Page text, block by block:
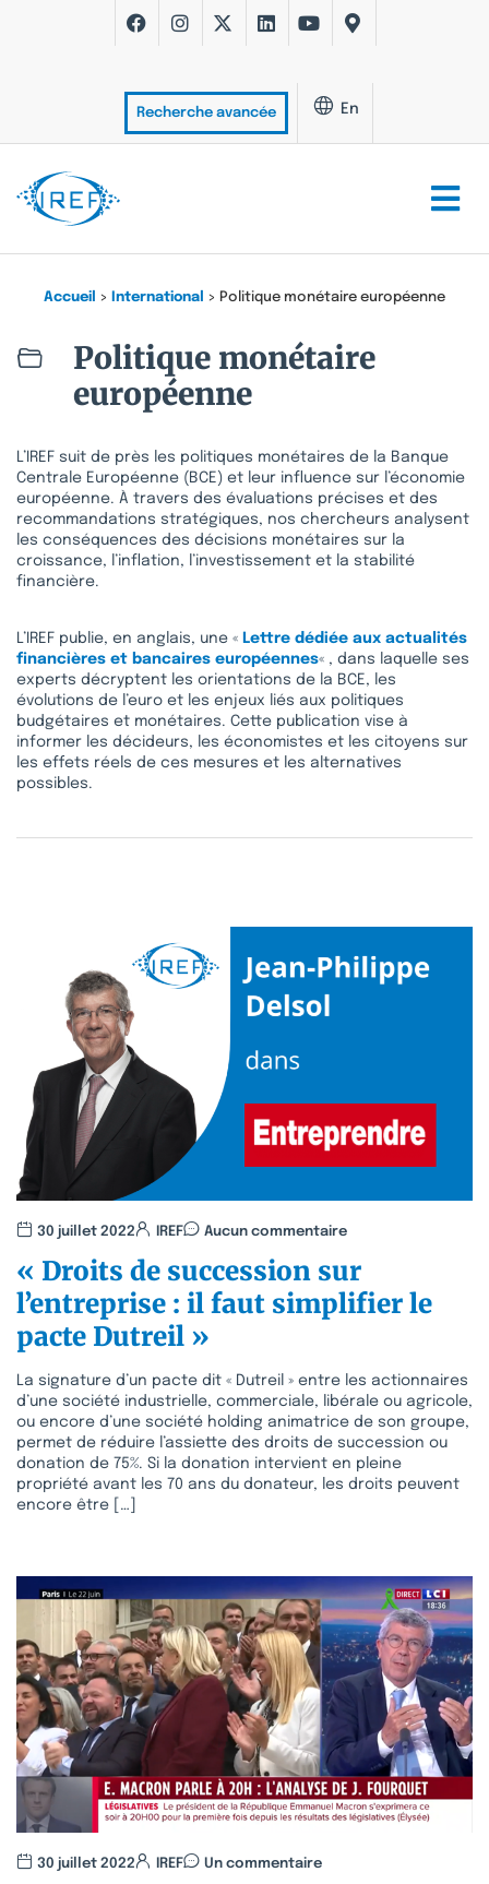
Recherche avancée En
Accueil > International > Politique monétaire européenne
Politique monétaire
européenne
L’IREF suit de près les politiques monétaires de la Banque
Centrale Européenne (BCE) et leur influence sur l’économie
européenne. À travers des évaluations précises et des
recommandations stratégiques, nos chercheurs analysent
les conséquences des décisions monétaires sur la
croissance, l’inflation, l’investissement et la stabilité
financière.
L’IREF publie, en anglais, une « Lettre dédiée aux actualités
financières et bancaires européennes« , dans laquelle ses
experts décryptent les orientations de la BCE, les
évolutions de l’euro et les enjeux liés aux politiques
budgétaires et monétaires. Cette publication vise à
informer les décideurs, les économistes et les citoyens sur
les effets réels de ces mesures et les alternatives
possibles.
30 juillet 2022 IREF Aucun commentaire
« Droits de succession sur
l’entreprise : il faut simplifier le
pacte Dutreil »
La signature d’un pacte dit « Dutreil » entre les actionnaires
d’une société industrielle, commerciale, libérale ou agricole,
ou encore d’une société holding animatrice de son groupe,
permet de réduire l’assiette des droits de succession ou
donation de 75%. Si la donation intervient en pleine
propriété avant les 70 ans du donateur, les droits peuvent
encore être […]
30 juillet 2022 IREF Un commentaire